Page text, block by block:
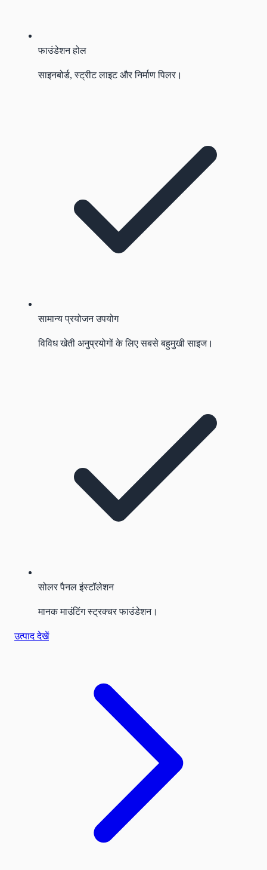
फाउंडेशन होल
साइनबोर्ड, स्ट्रीट लाइट और निर्माण पिलर।
सामान्य प्रयोजन उपयोग
विविध खेती अनुप्रयोगों के लिए सबसे बहुमुखी साइज।
सोलर पैनल इंस्टॉलेशन
मानक माउंटिंग स्ट्रक्चर फाउंडेशन।
उत्पाद देखें